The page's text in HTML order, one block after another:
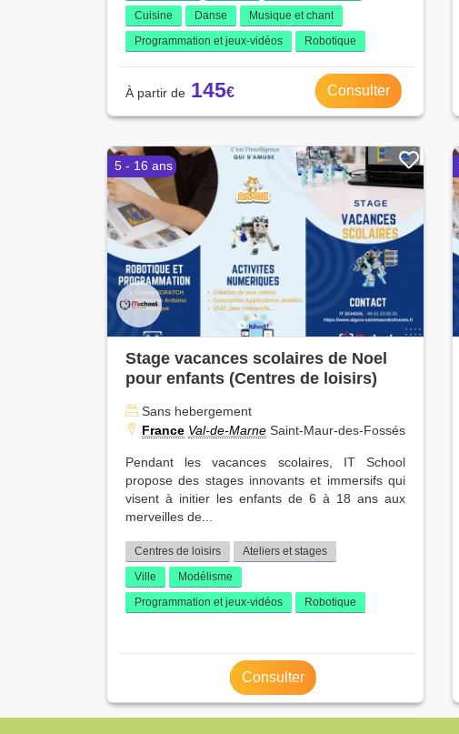
Cuisine
Danse
Musique et chant
Programmation et jeux-vidéos
Robotique
145 Consulter
5 - 16 ans
Stage vacances scolaires de Noel
pour enfants (Centres de loisirs)
Sans hebergement
France Val-de-Marne Saint-Maur-des-Fossés
Pendant les vacances scolaires, IT School
propose des stages innovants et immersifs qui
visent à initier les enfants de 6 à 18 ans aux
merveilles de...
Centres de loisirs
Ateliers et stages
Ville
Modélisme
Programmation et jeux-vidéos
Robotique
Consulter